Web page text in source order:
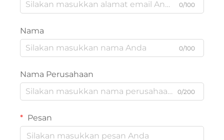
0/100
Nama
0/100
Nama Perusahaan
0/200
Pesan